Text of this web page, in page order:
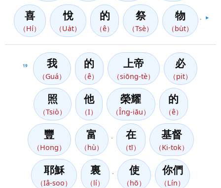
喜
（Hí）
悅
（Ua̍t）
的
（ê）
祭
（Tsè）
物
（bu̍t）
▶️
19 我
（Guá）
的
（ê）
上帝
（siōng-tè）
必
（pit）
照
（Tsiò）
他
（I）
榮耀
（Îng-iāu）
的
（ê）
豐
（Hong）
富
（hù）
在
（tī）
基督
（Ki-tok）
耶穌
（Iâ-soo）
裏
（lí）
使
（hō）
你們
（Lín）